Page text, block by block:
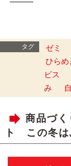
━━━
タグ ゼミ
ひらめ
ビス
み
商品づく
ト この冬は